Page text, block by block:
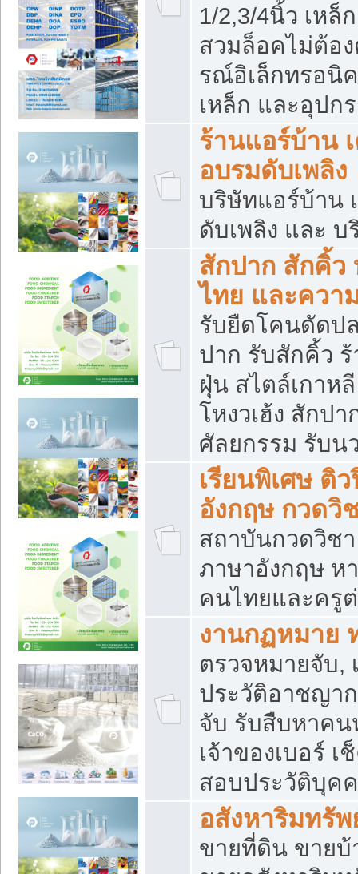
1/2,3/4นิ้ว เหล็
สวมล็อคไม่ต้อ
รณ์อิเล็กทรอนิ
เหล็ก และอุปก
ร้านแอร์บ้าน
อบรมดับเพลิง
บริษัทแอร์บ้าน
ดับเพลิง และ
สักปาก สักคิ้
ไทย และควา
รับยืดโคนดัดป
ปาก รับสักคิ้ว
ฝุ่น สไตล์เกาห
โหงวเฮ้ง สักป
ศัลยกรรม รับน
เรียนพิเศษ ติ
อังกฤษ กวดวิ
สถาบันกวดวิช
ภาษาอังกฤษ ห
คนไทยและครู
งานกฏหมาย
ตรวจหมายจับ,
ประวัติอาชญา
จับ รับสืบหาคน
เจ้าของเบอร์
สอบประวัติบุค
อสังหาริมทรัพ
ขายที่ดิน ขายบ้